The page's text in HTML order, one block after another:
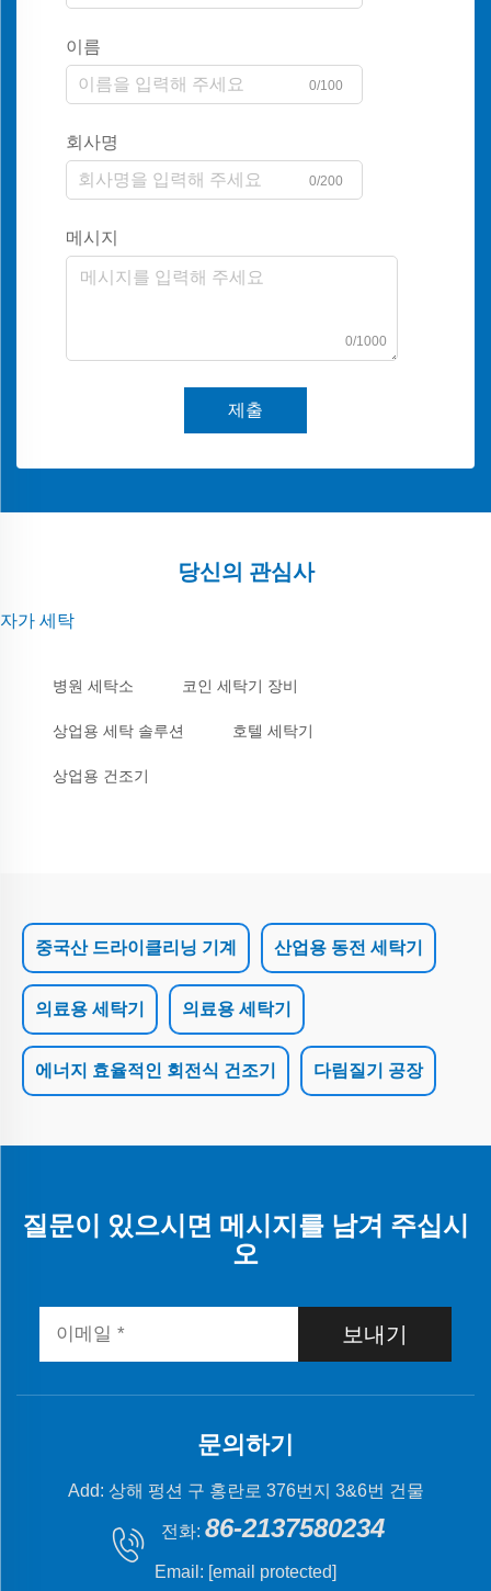
이름
0/100
회사명
0/200
메시지
0/1000
제출
당신의 관심사
자가 세탁
병원 세탁소 코인 세탁기 장비
상업용 세탁 솔루션 호텔 세탁기
상업용 건조기
중국산 드라이클리닝 기계 산업용 동전 세탁기
의료용 세탁기 의료용 세탁기
에너지 효율적인 회전식 건조기 다림질기 공장
질문이 있으시면 메시지를 남겨 주십시
오
보내기
문의하기
Add: 상해 펑션 구 홍란로 376번지 3&6번 건물
전화: 86-2137580234
Email: [email protected]